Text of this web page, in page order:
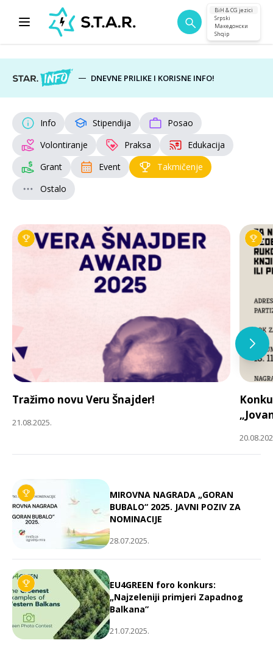
BiH & CG jezici
Srpski
Македонски
Shqip
DNEVNE PRILIKE I KORISNE INFO!
Info Stipendija
Posao
Volontiranje
Praksa
Edukacija
Grant
Event
Takmičenje
Ostalo
Tražimo novu Veru Šnajder!
21.08.2025.
MIROVNA NAGRADA „GORAN
BUBALO“ 2025. JAVNI POZIV ZA
NOMINACIJE
28.07.2025.
EU4GREEN foro konkurs:
„Najzeleniji primjeri Zapadnog
Balkana”
21.07.2025.